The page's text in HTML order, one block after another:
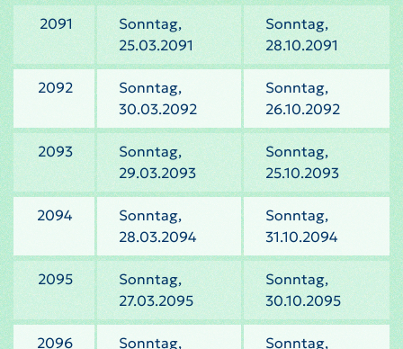
2091
Sonntag,
25.03.2091
Sonntag,
28.10.2091
2092
Sonntag,
30.03.2092
Sonntag,
26.10.2092
2093
Sonntag,
29.03.2093
Sonntag,
25.10.2093
2094
Sonntag,
28.03.2094
Sonntag,
31.10.2094
2095
Sonntag,
27.03.2095
Sonntag,
30.10.2095
2096
Sonntag,
Sonntag,